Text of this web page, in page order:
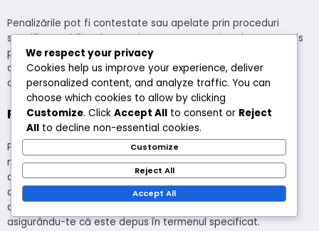
Penalizările pot fi contestate sau apelate prin proceduri
specifice stabilite de autoritatea sau organismul care a emis
penalizarea. Acest lucru implică, de obicei, depunerea unei
cereri formale sau a unei aplicații într-un interval de timp
desemnat, susținută de dovezi sau argumente relevante.
Pași pentru a contesta penalizările legale
Pentru a contesta penalizările legale, mai întâi, revizuiește
notificarea penalizării pentru instrucțiuni privind procesul de
apel. Apoi, adună toată documentația necesară, inclusiv
dovezi și declarații ale martorilor. În cele din urmă, depune
apelul tău la instanța sau agenția corespunzătoare,
asigurându-te că este depus în termenul specificat.
We respect your privacy
Cookies help us improve your experience, deliver
personalized content, and analyze traffic. You can
choose which cookies to allow by clicking
Customize. Click Accept All to consent or Reject
All to decline non-essential cookies.
Customize
Reject All
Accept All